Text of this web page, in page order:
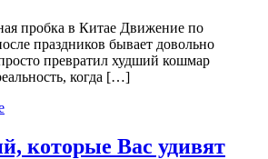
пробка в Китае Движение по
праздников бывает довольно
превратил худший кошмар
когда […]
которые Вас удивят